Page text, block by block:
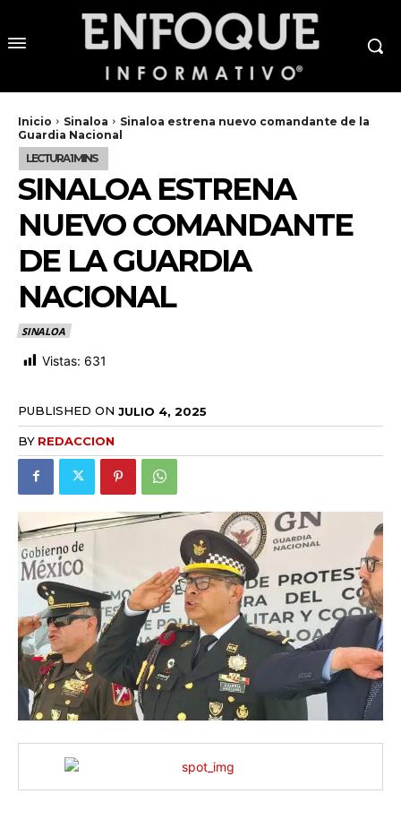
Inicio Sinaloa
Sinaloa estrena nuevo comandante de la
Guardia Nacional
SINALOA ESTRENA
NUEVO COMANDANTE
DE LA GUARDIA
NACIONAL
SINALOA
Vistas: 631
PUBLISHED ON JULIO 4, 2025
BY REDACCION